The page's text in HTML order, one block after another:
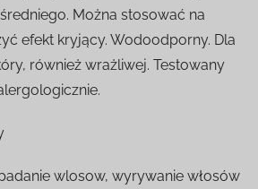
Można stosować na
efekt kryjący. Wodoodporny. Dla
również wrażliwej. Testowany
wlosow, wyrywanie włosów